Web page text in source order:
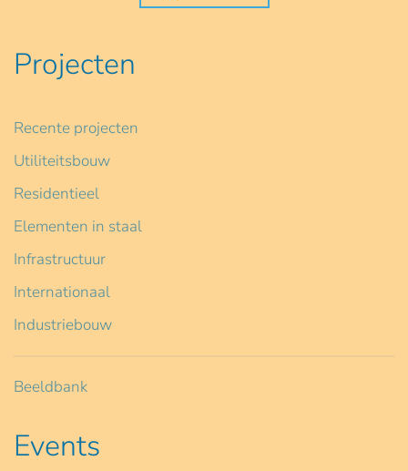
Projecten
Recente projecten
Utiliteitsbouw
Residentieel
Elementen in staal
Infrastructuur
Internationaal
Industriebouw
Beeldbank
Events